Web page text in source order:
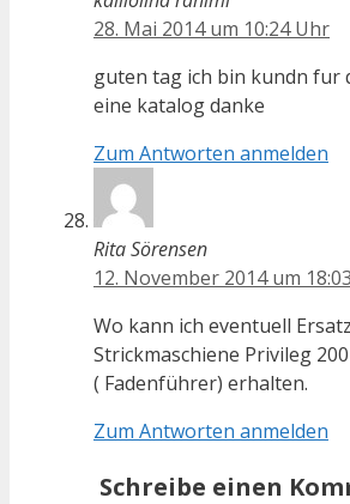
28. Mai 2014 um 10:24 Uhr
guten tag ich bin kundn fur
eine katalog danke
Zum Antworten anmelden
Rita Sörensen
12. November 2014 um
Wo kann ich eventuell
Strickmaschiene Privileg
( Fadenführer) erhalten.
Zum Antworten anmelden
Schreibe einen